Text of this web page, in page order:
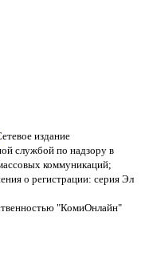
издание
службой по надзору в
коммуникаций;
о регистрации: серия Эл
"КомиОнлайн"